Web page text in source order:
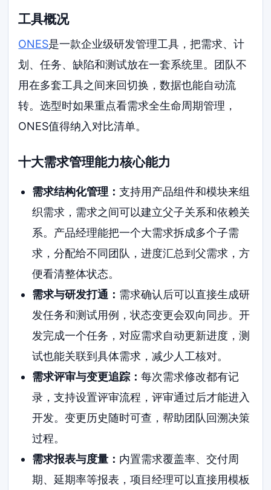
工具概况
ONES是一款企业级研发管理工具，把需求、计
划、任务、缺陷和测试放在一套系统里。团队不
用在多套工具之间来回切换，数据也能自动流
转。选型时如果重点看需求全生命周期管理，
ONES值得纳入对比清单。
十大需求管理能力核心能力
需求结构化管理： 支持用产品组件和模块来组
织需求，需求之间可以建立父子关系和依赖关
系。产品经理能把一个大需求拆成多个子需
求，分配给不同团队，进度汇总到父需求，方
便看清整体状态。
需求与研发打通： 需求确认后可以直接生成研
发任务和测试用例，状态变更会双向同步。开
发完成一个任务，对应需求自动更新进度，测
试也能关联到具体需求，减少人工核对。
需求评审与变更追踪： 每次需求修改都有记
录，支持设置评审流程，评审通过后才能进入
开发。变更历史随时可查，帮助团队回溯决策
过程。
需求报表与度量： 内置需求覆盖率、交付周
期、延期率等报表，项目经理可以直接用模板